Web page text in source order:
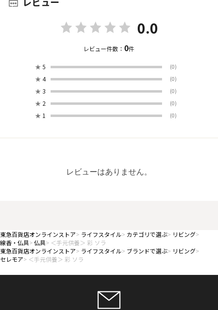
0.0
レビュー件数： 0件
★ 5 (0)
★ 4 (0)
★ 3 (0)
★ 2 (0)
★ 1 (0)
レビューはありません。
東急百貨店オンラインストア ライフスタイル カテゴリで選ぶ
リビング
線香・仏具
仏具
＜手元供養＞ 彩 ソラ
東急百貨店オンラインストア
ライフスタイル ブランドで選ぶ
リビング
セレモア
＜手元供養＞ 彩 ソラ